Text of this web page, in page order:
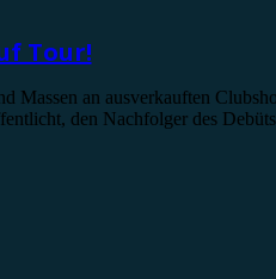
Tour!
Massen an ausverkauften
den Nachfolger des